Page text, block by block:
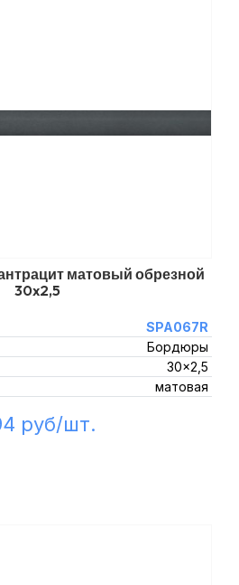
матовый обрезной
30x2,5
SPA067R
Бордюры
30x2,5
матовая
руб/шт.